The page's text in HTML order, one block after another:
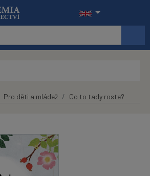
Pro děti a mládež Co to tady roste?